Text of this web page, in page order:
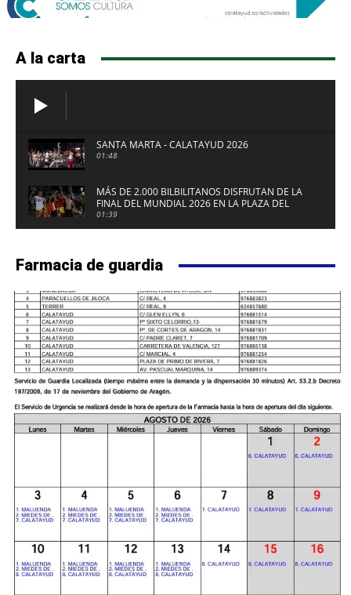
A la carta
SANTA MARTA - CALATAYUD 2026
01:48
MÁS DE 2.000 BILBILITANOS DISFRUTAN DE LA
FINAL DEL MUNDIAL 2026 EN LA PLAZA DEL
FUERTE DE CALATAYUD
01:39
Farmacia de guardia